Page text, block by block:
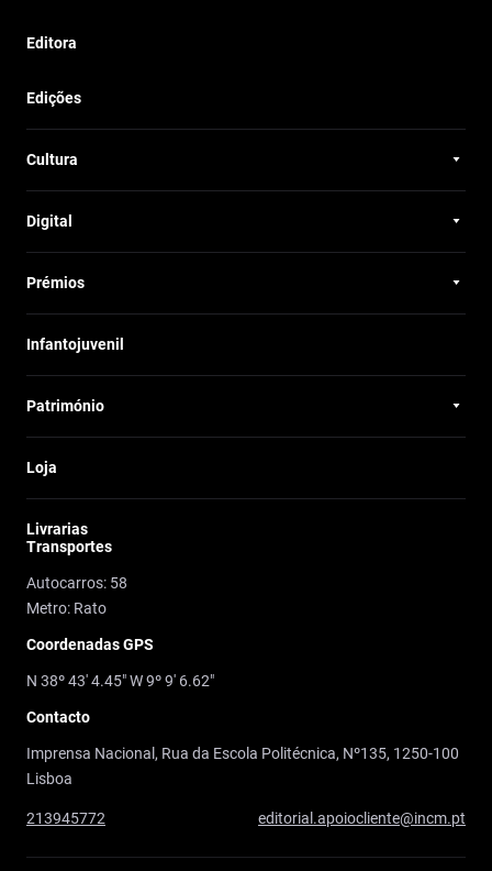
Editora
Edições
Cultura
Digital
Prémios
Infantojuvenil
Património
Loja
Livrarias
Transportes
Autocarros: 58
Metro: Rato
Coordenadas GPS
N 38º 43' 4.45" W 9º 9' 6.62"
Contacto
Imprensa Nacional, Rua da Escola Politécnica, Nº135, 1250-100
Lisboa
213945772 editorial.apoiocliente@incm.pt